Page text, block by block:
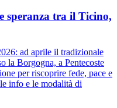
speranza tra il Ticino,
ad aprile il tradizionale
la Borgogna, a Pentecoste
per riscoprire fede, pace e
info e le modalità di